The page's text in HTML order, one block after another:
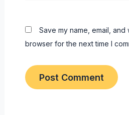
Save my name, email, and
browser for the next time I